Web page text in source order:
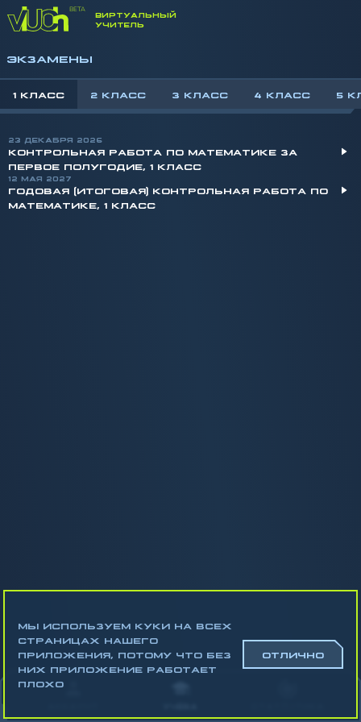
ВИРТУАЛЬНЫЙ
УЧИТЕЛЬ
ЭКЗАМЕНЫ
1 КЛАСС 2 КЛАСС 3 КЛАСС 4 КЛАСС 5
23 ДЕКАБРЯ 2026
КОНТРОЛЬНАЯ РАБОТА ПО МАТЕМАТИКЕ ЗА
ПЕРВОЕ ПОЛУГОДИЕ, 1 КЛАСС
12 МАЯ 2027
ГОДОВАЯ (ИТОГОВАЯ) КОНТРОЛЬНАЯ РАБОТА ПО
МАТЕМАТИКЕ, 1 КЛАСС
МЫ ИСПОЛЬЗУЕМ КУКИ НА ВСЕХ
СТРАНИЦАХ НАШЕГО
ПРИЛОЖЕНИЯ, ПОТОМУ ЧТО БЕЗ
НИХ ПРИЛОЖЕНИЕ РАБОТАЕТ
ПЛОХО
ОТЛИЧНО